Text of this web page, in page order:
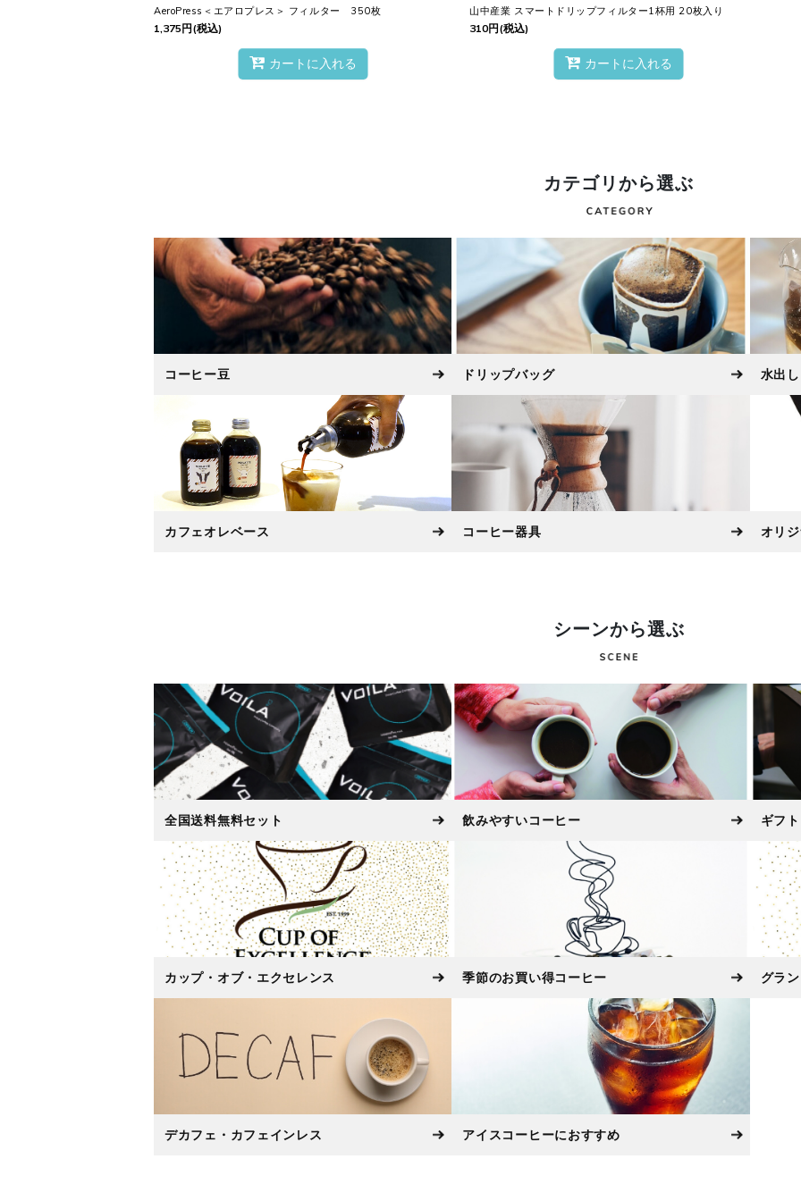
AeroPress＜エアロプレス＞ フィルター 350枚
1,375円(税込)
カートに入れる
山中産業 スマートドリップフィルター1杯用 20枚入り
310円(税込)
カートに入れる
カテゴリから選ぶ
コーヒー豆 ドリップバッグ 水出
カフェオレベース コーヒー器具 オリ
シーンから選ぶ
全国送料無料セット 飲みやすいコーヒー ギフト
カップ・オブ・エクセレンス 季節のお買い得コーヒー グラ
デカフェ・カフェインレス アイスコーヒーにおすすめ